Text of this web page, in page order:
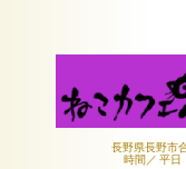
長野県長野市
時間／ 平日